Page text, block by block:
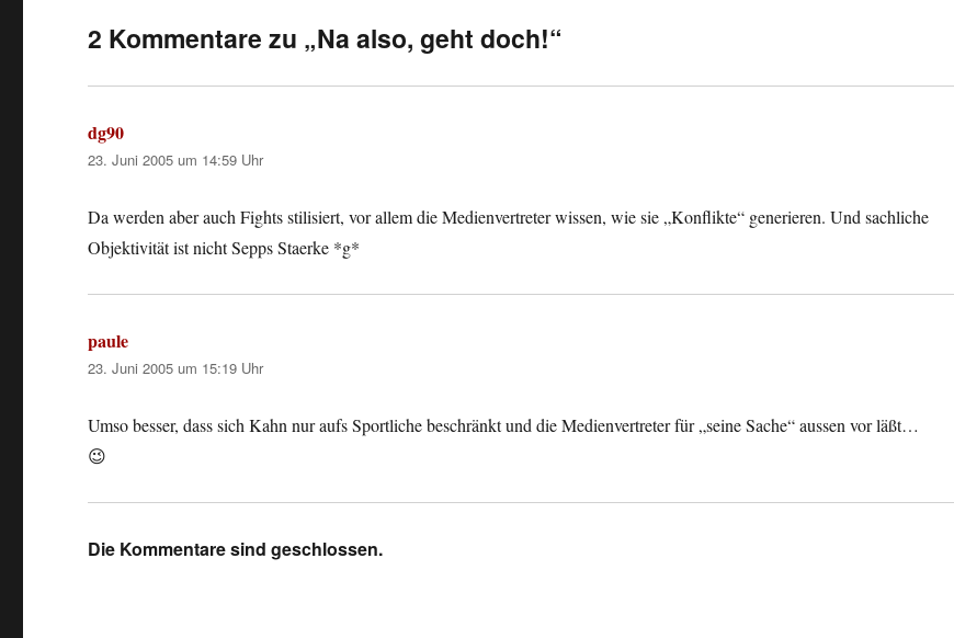
2 Kommentare zu „Na also, geht doch!“
dg90
23. Juni 2005 um 14:59 Uhr
Da werden aber auch Fights stilisiert, vor allem die Medienvertreter wissen, wie sie „Konflikte“ generieren. Und sachliche
Objektivität ist nicht Sepps Staerke *g*
paule
23. Juni 2005 um 15:19 Uhr
Umso besser, dass sich Kahn nur aufs Sportliche beschränkt und die Medienvertreter für „seine Sache“ aussen vor läßt…
😉
Die Kommentare sind geschlossen.